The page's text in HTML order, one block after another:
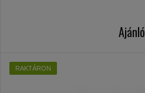
Ajánló
RAKTÁRON